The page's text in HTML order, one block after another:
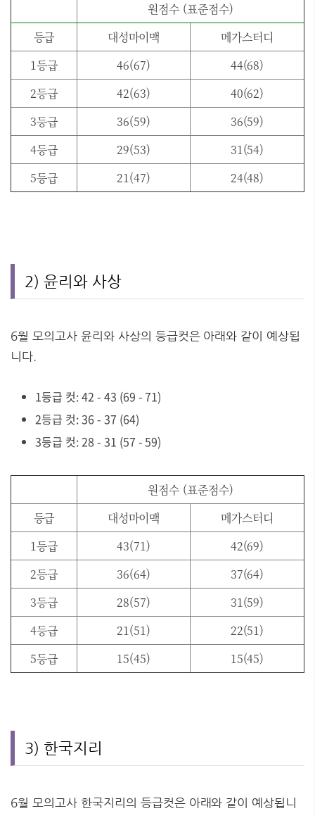
원점수 (표준점수)
등급
대성마이맥
메가스터디
1등급
46(67)
44(68)
2등급
42(63)
40(62)
3등급
36(59)
36(59)
4등급
29(53)
31(54)
5등급
21(47) 24(48)
2) 윤리와 사상
6월 모의고사 윤리와 사상의 등급컷은 아래와 같이 예상됩
니다.
1등급 컷: 42 - 43 (69 - 71)
2등급 컷: 36 - 37 (64)
3등급 컷: 28 - 31 (57 - 59)
원점수 (표준점수)
등급
대성마이맥
메가스터디
1등급
43(71)
42(69)
2등급
36(64)
37(64)
3등급
28(57)
31(59)
4등급
21(51)
22(51)
5등급
15(45) 15(45)
3) 한국지리
6월 모의고사 한국지리의 등급컷은 아래와 같이 예상됩니